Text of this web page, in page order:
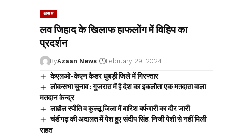
असम
लव जिहाद के खिलाफ हाफलोंग में विहिप का
प्रदर्शन
ByAzaan News February 29, 2024
केएलओ-केएन कैडर धुबड़ी जिले में गिरफ्तार
लोकसभा चुनाव : गुजरात में है देश का इकलौता एक मतदाता वाला
मतदान केन्द्र
लाहौल स्पीति व कुल्लू जिला में बारिश बर्फबारी का दौर जारी
चंडीगढ़ की अदालत में पेश हुए संदीप सिंह, निजी पेशी से नहीं मिली
राहत